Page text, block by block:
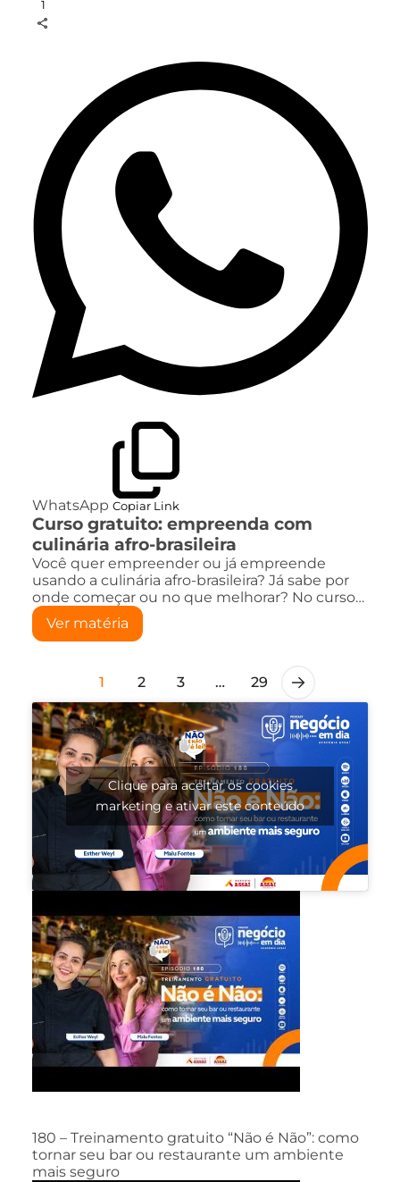
1
WhatsApp Copiar Link
Curso gratuito: empreenda com
culinária afro-brasileira
Você quer empreender ou já empreende
usando a culinária afro-brasileira? Já sabe por
onde começar ou no que melhorar? No curso…
Ver matéria
1 2 3 … 29
Clique para aceitar os cookies
marketing e ativar este conteúdo
180 – Treinamento gratuito “Não é Não”: como
tornar seu bar ou restaurante um ambiente
mais seguro